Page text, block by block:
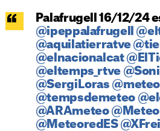
Palafrugell 16/12/24
@ipeppalafrugell
@aquilatierratve
@elnacionalcat
@eltemps_rtve
@SergiLoras
@tempsdemeteo
@ARAmeteo
@MeteoredES